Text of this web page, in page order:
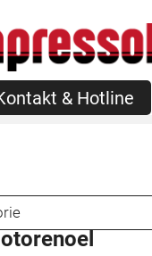
& Hotline